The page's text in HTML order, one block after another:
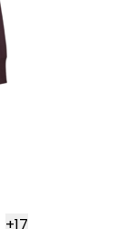
+17